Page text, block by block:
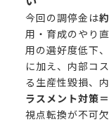
今回の調停金は
用・育成のやり
用の選好度低下
に加え、内部コ
る生産性毀損、
ラスメント対策
視点転換が不可欠